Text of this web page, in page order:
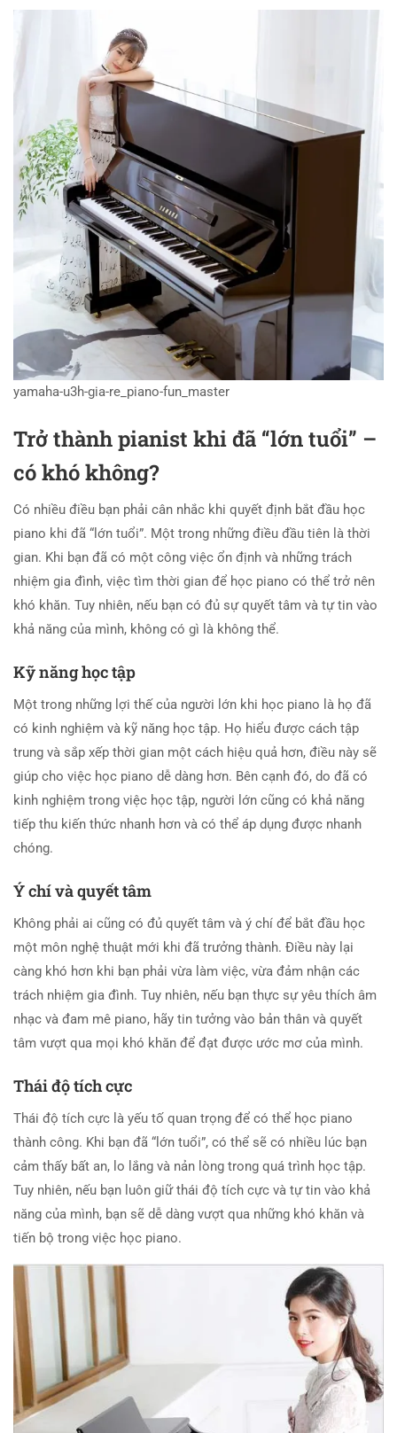
yamaha-u3h-gia-re_piano-fun_master
Trở thành pianist khi đã “lớn tuổi” –
có khó không?
Có nhiều điều bạn phải cân nhắc khi quyết định bắt đầu học
piano khi đã “lớn tuổi”. Một trong những điều đầu tiên là thời
gian. Khi bạn đã có một công việc ổn định và những trách
nhiệm gia đình, việc tìm thời gian để học piano có thể trở nên
khó khăn. Tuy nhiên, nếu bạn có đủ sự quyết tâm và tự tin vào
khả năng của mình, không có gì là không thể.
Kỹ năng học tập
Một trong những lợi thế của người lớn khi học piano là họ đã
có kinh nghiệm và kỹ năng học tập. Họ hiểu được cách tập
trung và sắp xếp thời gian một cách hiệu quả hơn, điều này sẽ
giúp cho việc học piano dễ dàng hơn. Bên cạnh đó, do đã có
kinh nghiệm trong việc học tập, người lớn cũng có khả năng
tiếp thu kiến thức nhanh hơn và có thể áp dụng được nhanh
chóng.
Ý chí và quyết tâm
Không phải ai cũng có đủ quyết tâm và ý chí để bắt đầu học
một môn nghệ thuật mới khi đã trưởng thành. Điều này lại
càng khó hơn khi bạn phải vừa làm việc, vừa đảm nhận các
trách nhiệm gia đình. Tuy nhiên, nếu bạn thực sự yêu thích âm
nhạc và đam mê piano, hãy tin tưởng vào bản thân và quyết
tâm vượt qua mọi khó khăn để đạt được ước mơ của mình.
Thái độ tích cực
Thái độ tích cực là yếu tố quan trọng để có thể học piano
thành công. Khi bạn đã “lớn tuổi”, có thể sẽ có nhiều lúc bạn
cảm thấy bất an, lo lắng và nản lòng trong quá trình học tập.
Tuy nhiên, nếu bạn luôn giữ thái độ tích cực và tự tin vào khả
năng của mình, bạn sẽ dễ dàng vượt qua những khó khăn và
tiến bộ trong việc học piano.